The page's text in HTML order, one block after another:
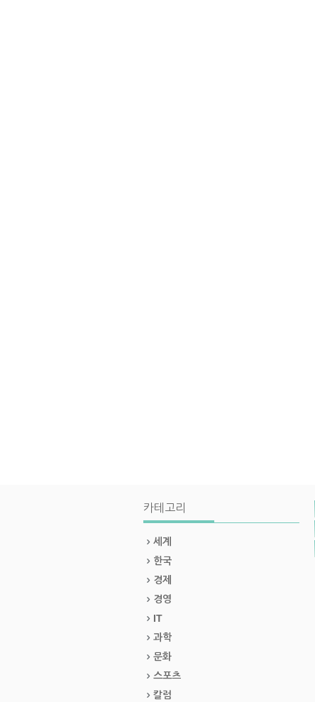
카테고리
세계
한국
경제
경영
IT
과학
문화
스포츠
칼럼